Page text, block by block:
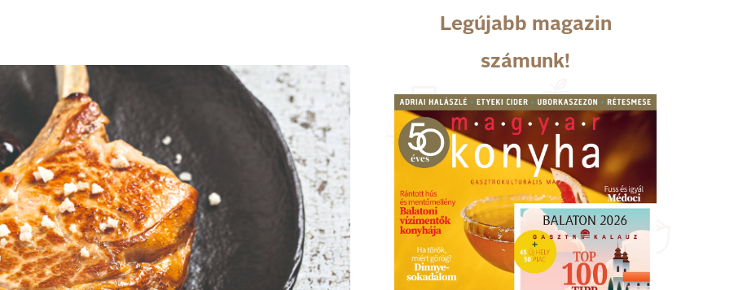
Legújabb magazin
számunk!